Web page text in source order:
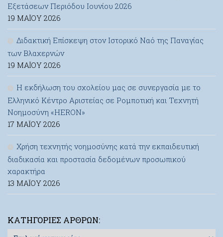
Εξετάσεων Περιόδου Ιουνίου 2026
19 ΜΑΪ́ΟΥ 2026
Διδακτική Επίσκεψη στον Ιστορικό Ναό της Παναγίας
των Βλαχερνών
19 ΜΑΪ́ΟΥ 2026
Η εκδήλωση του σχολείου μας σε συνεργασία με το
Ελληνικό Κέντρο Αριστείας σε Ρομποτική και Τεχνητή
Νοημοσύνη «HERON»
17 ΜΑΪ́ΟΥ 2026
Χρήση τεχνητής νοημοσύνης κατά την εκπαιδευτική
διαδικασία και προστασία δεδομένων προσωπικού
χαρακτήρα
13 ΜΑΪ́ΟΥ 2026
ΚΑΤΗΓΟΡΊΕΣ ΆΡΘΡΩΝ:
Κατηγορίες